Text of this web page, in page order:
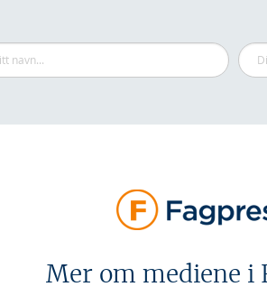
Mer om mediene i